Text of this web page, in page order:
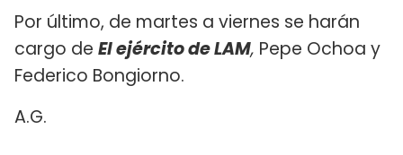
Por último, de martes a viernes se harán
cargo de El ejército de LAM, Pepe Ochoa y
Federico Bongiorno.
A.G.